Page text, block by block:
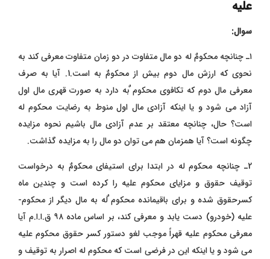
علیه
سوال:
۱ـ چنانچه محکومٌ له دو مال متفاوت در دو زمان متفاوت معرفی کند به
نحوی که ارزش مال دوم بیش از محکومٌ به است.1. آیا به صرف
معرفی مال دوم که تکافوی محکوم ٌبه دارد به صورت قهری مال اول
آزاد می شود و یا اینکه آزادی مال اول منوط به رضایت محکوم له
است؟ حال، چنانچه معتقد بر عدم آزادی مال باشیم نحوه مزایده
چگونه است؟ آیا همزمان هم می توان دو مال را به مزایده گذاشت.
2ـ چنانچه محکوم ­له در ابتدا برای استیفای محکومٌ به درخواست
توقیف حقوق و مزایای محکوم ­علیه را کرده است و چندین ماه
کسرحقوق شده و برای باقی­مانده محکوم ٌله به مال دیگر از محکوم­
علیه (خودرو) دست یابد و معرفی کند، بر اساس ماده ۹۸ ق.ا.ا.م آیا
معرفی محکوم ­علیه قهراً موجب لغو دستور کسر حقوق محکوم ­علیه
می ­شود و یا اینکه این در فرضی است که محکوم له اصرار به توقیف و